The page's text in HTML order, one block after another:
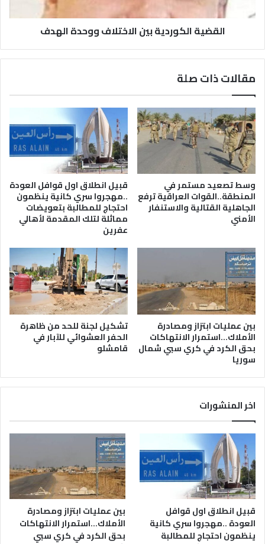
القضية الكوردية بين الاختلاف ووحدة الهدف
مقالات ذات صلة
وسط تصعيد مستمر في
المنطقة..القوات العراقية ترفع
الجاهلية القتالية والاستنفار
الأمني
قبيل انطلاق اول قوافل العودة
..مهجروا سري كانية ينظمون
احتجاج للمطالبة بتعويضات
مماثلة لتلك المقدمة لأهالي
عفرين
بين عمليات ابتزاز ومصادرة
الأملاك…استمرار الانتهاكات
بحق الكرد في كري سبي شمال
سوريا
تشكيل لجنة للحد من ظاهرة
الحفر العشوائي للآبار في
قامشلو
اخر المنشورات
قبيل انطلاق اول قوافل
العودة ..مهجروا سري كانية
ينظمون احتجاج للمطالبة
بين عمليات ابتزاز ومصادرة
الأملاك…استمرار الانتهاكات
بحق الكرد في كري سبي